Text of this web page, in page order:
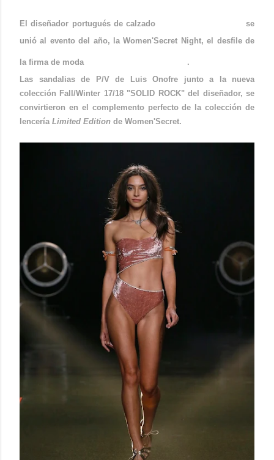
El diseñador portugués de calzado
se
unió al evento del año, la Women'Secret Night, el desfile de
la firma de moda
.
Las sandalias de P/V de Luis Onofre junto a la nueva
colección Fall/Winter 17/18 "SOLID ROCK" del diseñador, se
convirtieron en el complemento perfecto de la colección de
lencería Limited Edition de Women'Secret.